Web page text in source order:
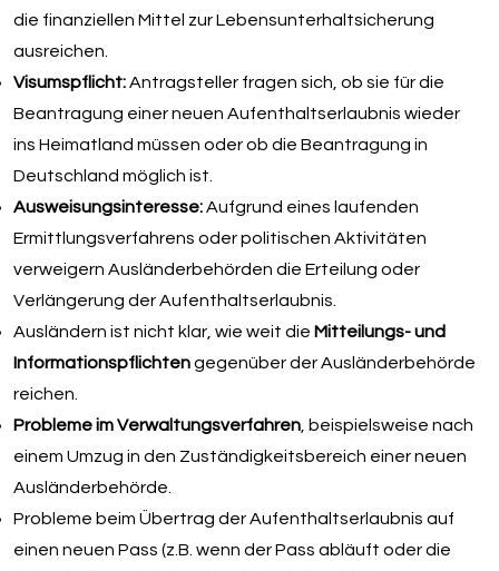
die finanziellen Mittel zur Lebensunterhaltsicherung
ausreichen.
Visumspflicht:Antragsteller fragen sich, ob sie für die
Beantragung einer neuen Aufenthaltserlaubnis wieder
ins Heimatland müssen oder ob die Beantragung in
Deutschland möglich ist.
Ausweisungsinteresse:Aufgrund eines laufenden
Ermittlungsverfahrens oder politischen Aktivitäten
verweigern Ausländerbehörden die Erteilung oder
Verlängerung der Aufenthaltserlaubnis.
Ausländern ist nicht klar, wie weit die Mitteilungs- und
Informationspflichtengegenüber der Ausländerbehörde
reichen.
Probleme im Verwaltungsverfahren, beispielsweise nach
einem Umzug in den Zuständigkeitsbereich einer neuen
Ausländerbehörde.
Probleme beim Übertrag der Aufenthaltserlaubnis auf
einen neuen Pass (z.B. wenn der Pass abläuft oder die